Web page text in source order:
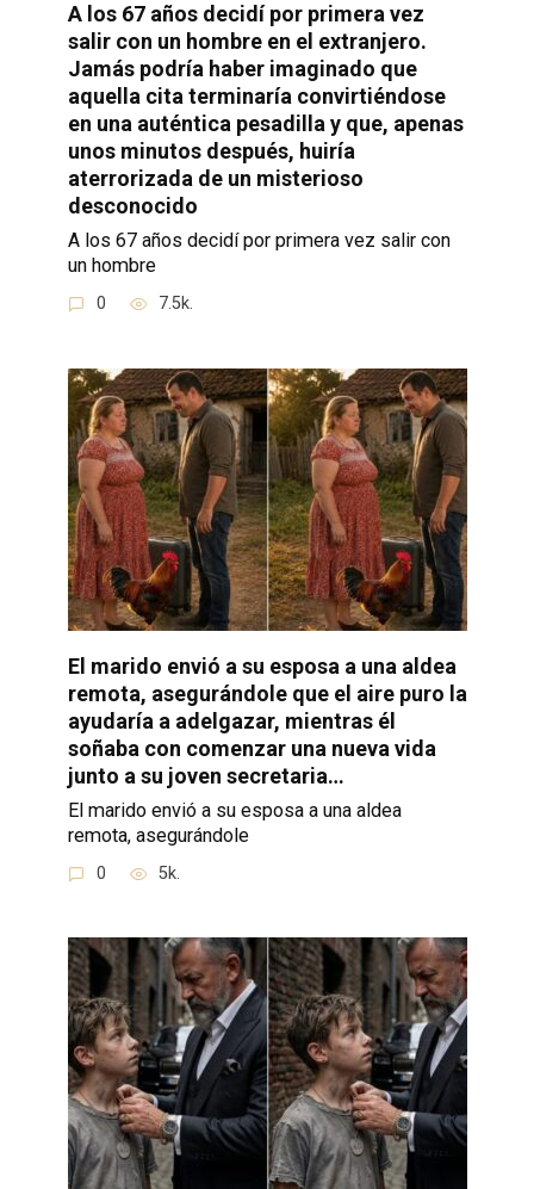
A los 67 años decidí por primera vez
salir con un hombre en el extranjero.
Jamás podría haber imaginado que
aquella cita terminaría convirtiéndose
en una auténtica pesadilla y que, apenas
unos minutos después, huiría
aterrorizada de un misterioso
desconocido
A los 67 años decidí por primera vez salir con
un hombre
0 7.5k.
El marido envió a su esposa a una aldea
remota, asegurándole que el aire puro la
ayudaría a adelgazar, mientras él
soñaba con comenzar una nueva vida
junto a su joven secretaria…
El marido envió a su esposa a una aldea
remota, asegurándole
0 5k.